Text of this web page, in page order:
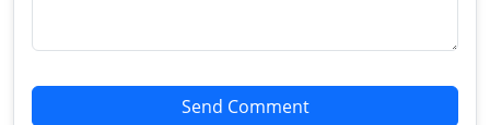
Send Comment